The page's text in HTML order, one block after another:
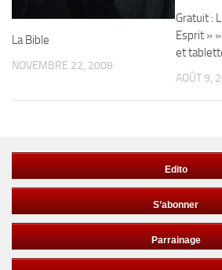
La Bible
NOVEMBRE 22, 2008
Gratuit :
Esprit »
et
AOÛT 9,
Edito
S’abonner
Parrainage